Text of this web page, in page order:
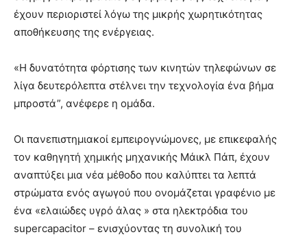
έχουν περιοριστεί λόγω της μικρής χωρητικότητας
αποθήκευσης της ενέργειας.
«Η δυνατότητα φόρτισης των κινητών τηλεφώνων σε
λίγα δευτερόλεπτα στέλνει την τεχνολογία ένα βήμα
μπροστά”, ανέφερε η ομάδα.
Οι πανεπιστημιακοί εμπειρογνώμονες, με επικεφαλής
τον καθηγητή χημικής μηχανικής Μάικλ Πάπ, έχουν
αναπτύξει μια νέα μέθοδο που καλύπτει τα λεπτά
στρώματα ενός αγωγού που ονομάζεται γραφένιο με
ένα «ελαιώδες υγρό άλας » στα ηλεκτρόδια του
supercapacitor – ενισχύοντας τη συνολική του